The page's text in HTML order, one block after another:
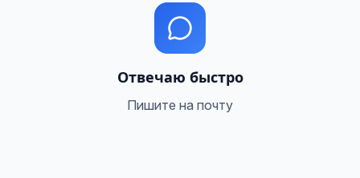
Отвечаю быстро
Пишите на почту